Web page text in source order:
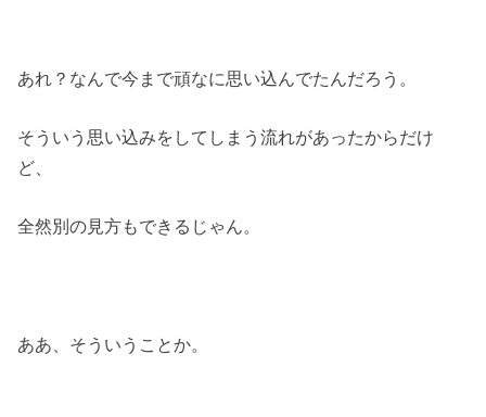
あれ？なんで今まで頑なに思い込んでたんだろう。
そういう思い込みをしてしまう流れがあったからだけ
ど、
全然別の見方もできるじゃん。
ああ、そういうことか。